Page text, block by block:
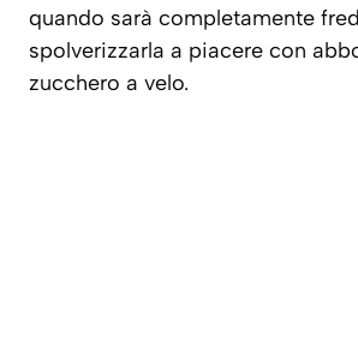
quando sarà completamente
spolverizzarla a piacere con
zucchero a velo.